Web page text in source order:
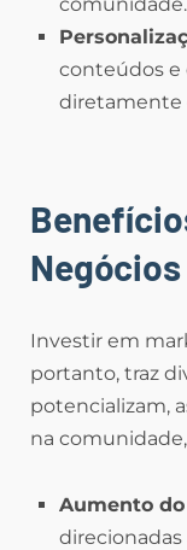
conteúdos e
diretamente
Investir em
portanto, traz
potencializam,
na
Aumento do